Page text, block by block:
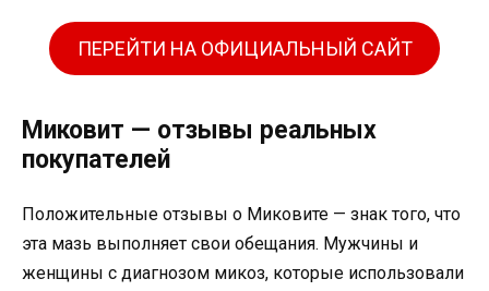
ПЕРЕЙТИ НА ОФИЦИАЛЬНЫЙ САЙТ
Миковит — отзывы реальных
покупателей
Положительные отзывы о Миковите — знак того, что
эта мазь выполняет свои обещания. Мужчины и
женщины с диагнозом микоз, которые использовали